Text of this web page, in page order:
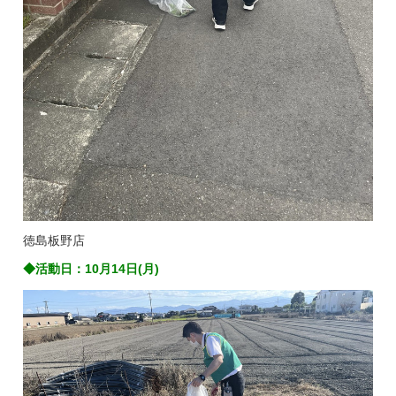
徳島板野店
◆活動日：10月14日(月)